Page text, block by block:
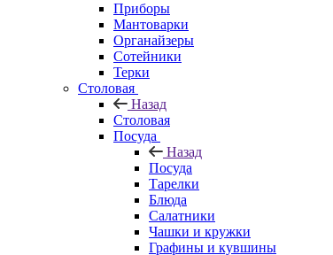
Приборы
Мантоварки
Органайзеры
Сотейники
Терки
Столовая
Назад
Столовая
Посуда
Назад
Посуда
Тарелки
Блюда
Салатники
Чашки и кружки
Графины и кувшины